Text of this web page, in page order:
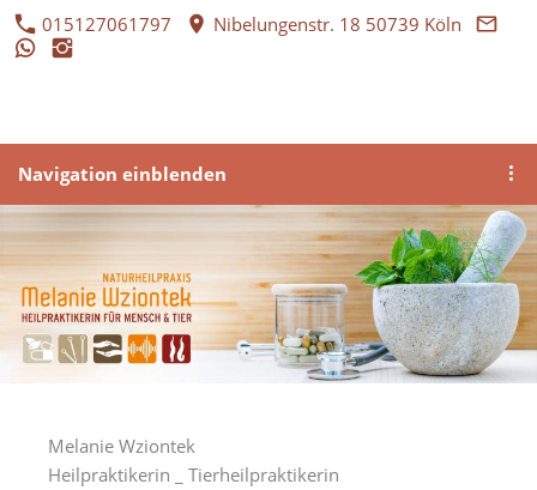
015127061797 Nibelungenstr. 18 50739 Köln
Navigation einblenden
Melanie Wziontek
Heilpraktikerin _ Tierheilpraktikerin